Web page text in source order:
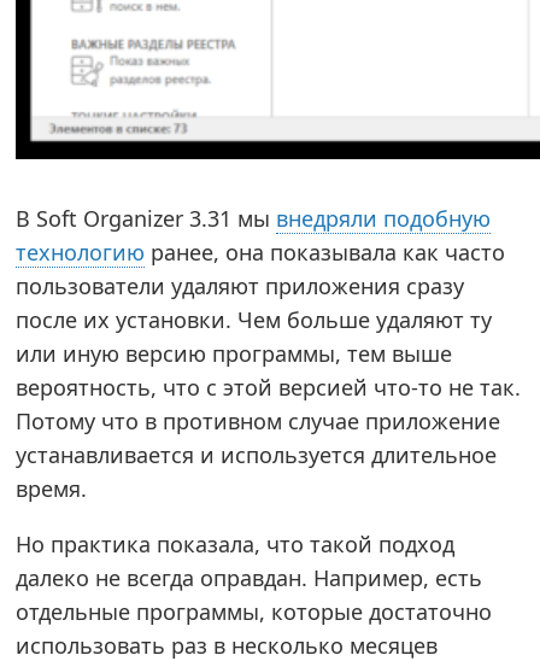
В Soft Organizer 3.31 мы внедряли подобную
технологию ранее, она показывала как часто
пользователи удаляют приложения сразу
после их установки. Чем больше удаляют ту
или иную версию программы, тем выше
вероятность, что с этой версией что-то не так.
Потому что в противном случае приложение
устанавливается и используется длительное
время.
Но практика показала, что такой подход
далеко не всегда оправдан. Например, есть
отдельные программы, которые достаточно
использовать раз в несколько месяцев